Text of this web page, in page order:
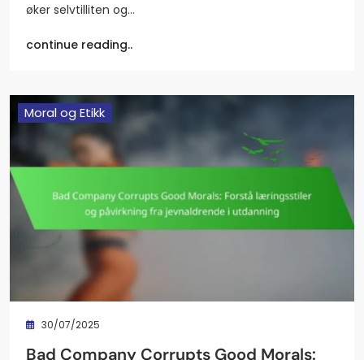
øker selvtilliten og…
continue reading..
Moral og Etikk
30/07/2025
Bad Company Corrupts Good Morals: